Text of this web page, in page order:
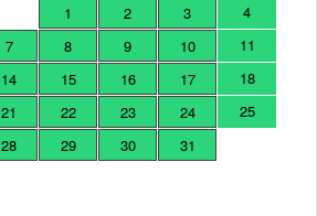
1
2 3
4
7 8 9 10
11
14 15 16 17
18
21 22 23 24
25
28 29 30 31